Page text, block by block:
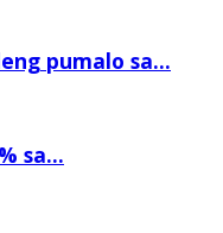
pumalo sa...
sa...